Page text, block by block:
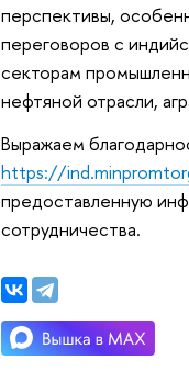
перспективы,
переговоров с
секторам
нефтяной отрасли,
Выражаем
https://
предоставленную
сотрудничества.